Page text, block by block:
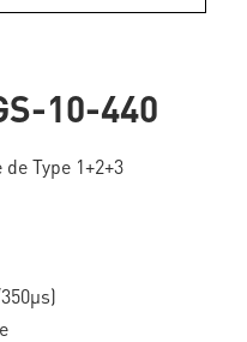
10-440
Type 1+2+3